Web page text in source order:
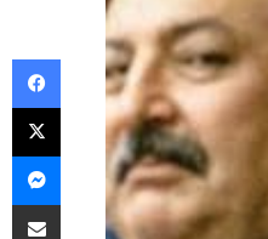
Facebook
X
Messenger
Share via Email